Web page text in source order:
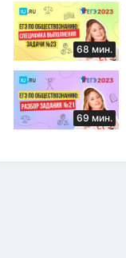
68 мин.
69 мин.